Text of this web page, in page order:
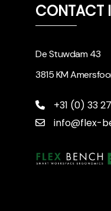
CONTACT
De Stuwdam 43
3815 KM
+31 (0) 33
info@flex-